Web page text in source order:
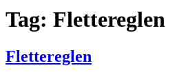
Tag: Flettereglen
Flettereglen